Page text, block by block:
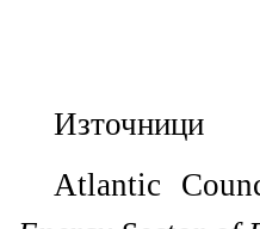
Източници
Atlantic